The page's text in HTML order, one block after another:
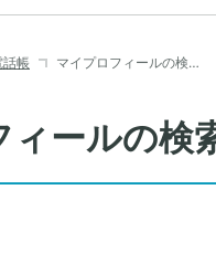
話帳 マイプロフィールの検…
ールの検